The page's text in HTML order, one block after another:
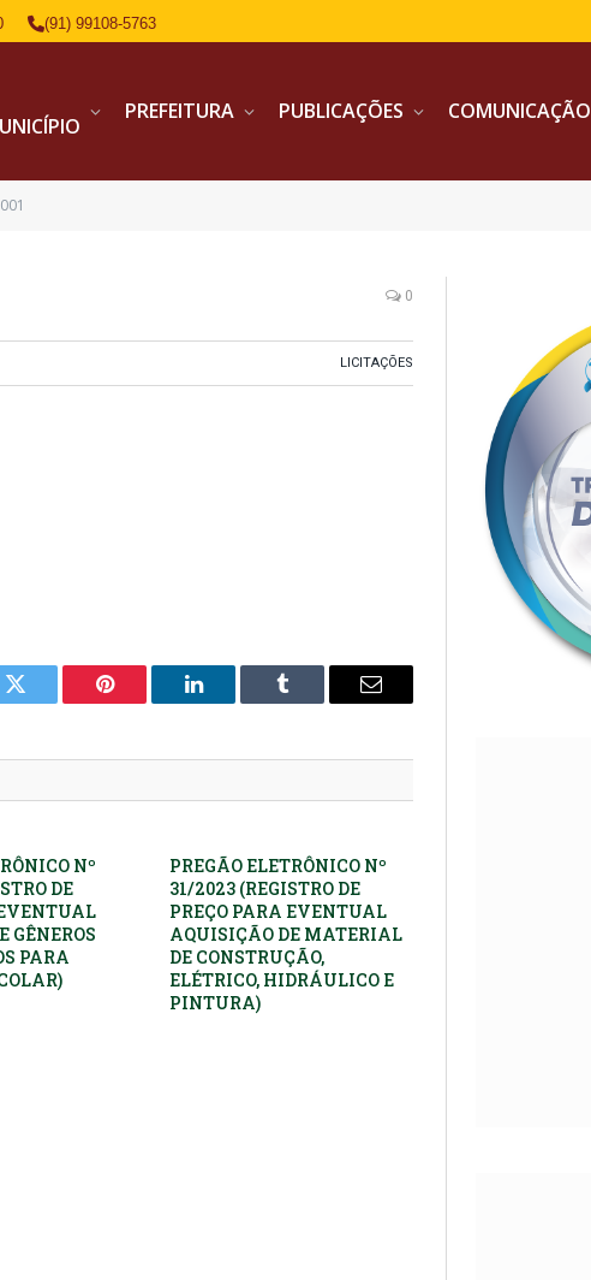
(91) 99108-5763
PREFEITURA PUBLICAÇÕES COMUNICAÇÃO
0
LICITAÇÕES
Twitter Pinterest LinkedIn Tumblr
E-
Nº
DE
GÊNEROS
PARA
PREGÃO ELETRÔNICO Nº
31/2023 (REGISTRO DE
PREÇO PARA EVENTUAL
AQUISIÇÃO DE MATERIAL
DE CONSTRUÇÃO,
ELÉTRICO, HIDRÁULICO E
PINTURA)